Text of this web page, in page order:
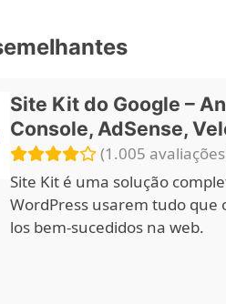
Site Kit do Google –
Console, AdSense,
(1.005
Site Kit é uma solução
WordPress usarem tudo que
los bem-sucedidos na web.